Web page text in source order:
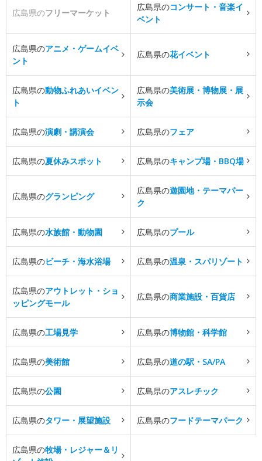
広島県のフリーマーケット
広島県のコンサート・音楽イ
ベント
広島県のアニメ・ゲームイベ
ント
広島県の花イベント
広島県の動物ふれあいイベン
ト
広島県の美術展・博物展・展
示会
広島県の演劇・講演会 広島県のフェア
広島県の夏休みスポット 広島県のキャンプ場・BBQ場
広島県のグランピング
広島県の遊園地・テーマパー
ク
広島県の水族館・動物園 広島県のプール
広島県のビーチ・海水浴場 広島県の温泉・スパリゾート
広島県のアウトレット・ショ
ッピングモール
広島県の商業施設・百貨店
広島県の工場見学 広島県の博物館・科学館
広島県の美術館 広島県の道の駅・SA/PA
広島県の公園 広島県のアスレチック
広島県のタワー・展望施設 広島県のフードテーマパーク
広島県の牧場・レジャー＆リ